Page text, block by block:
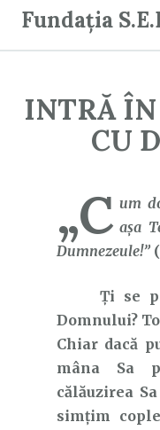
Fundația
INTRĂ
CU
„C um
aşa
Dumnezeule!”
Ți se
Domnului?
Chiar dacă
mâna Sa
călăuzirea
simțim